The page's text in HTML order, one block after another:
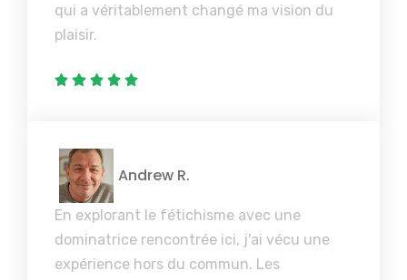
qui a véritablement changé ma vision du
plaisir.
Andrew R.
En explorant le fétichisme avec une
dominatrice rencontrée ici, j'ai vécu une
expérience hors du commun. Les